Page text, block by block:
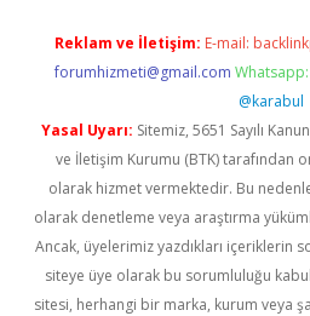
Reklam ve İletişim: E-mail:
forumhizmeti@gmail.com
@karabul
Yasal Uyarı: Sitemiz, 5651 Sayılı
ve İletişim Kurumu (BTK) tarafından
olarak hizmet vermektedir. Bu
olarak denetleme veya araştırma
Ancak, üyelerimiz yazdıkları içeriklerin
siteye üye olarak bu sorumluluğu
sitesi, herhangi bir marka, kurum veya